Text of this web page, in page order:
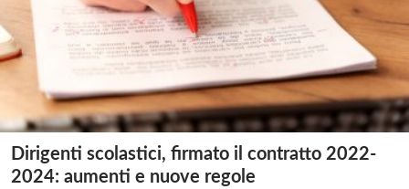
Dirigenti scolastici, firmato il contratto 2022-
2024: aumenti e nuove regole